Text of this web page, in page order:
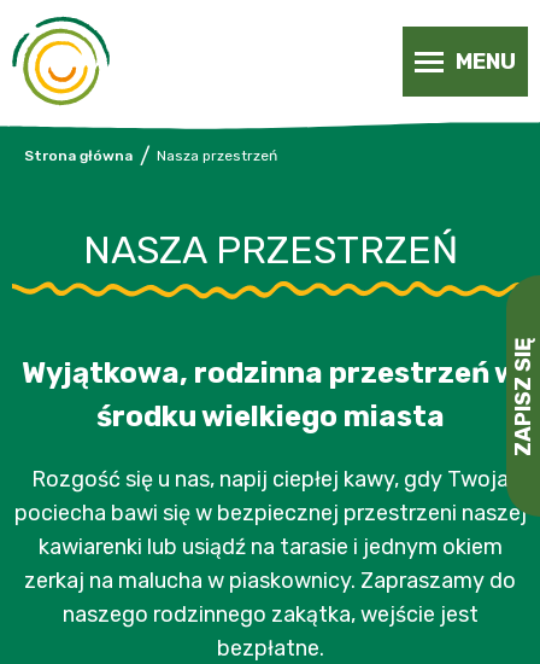
MENU
ZAPISZ SIĘ
Strona główna / Nasza przestrzeń
NASZA PRZESTRZEŃ
Wyjątkowa, rodzinna przestrzeń w
środku wielkiego miasta
Rozgość się u nas, napij ciepłej kawy, gdy Twoja
pociecha bawi się w bezpiecznej przestrzeni naszej
kawiarenki lub usiądź na tarasie i jednym okiem
zerkaj na malucha w piaskownicy. Zapraszamy do
naszego rodzinnego zakątka, wejście jest
bezpłatne.